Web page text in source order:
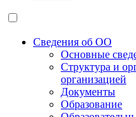
Сведения об ОО
Основные
Структура и
организацией
Документы
Образование